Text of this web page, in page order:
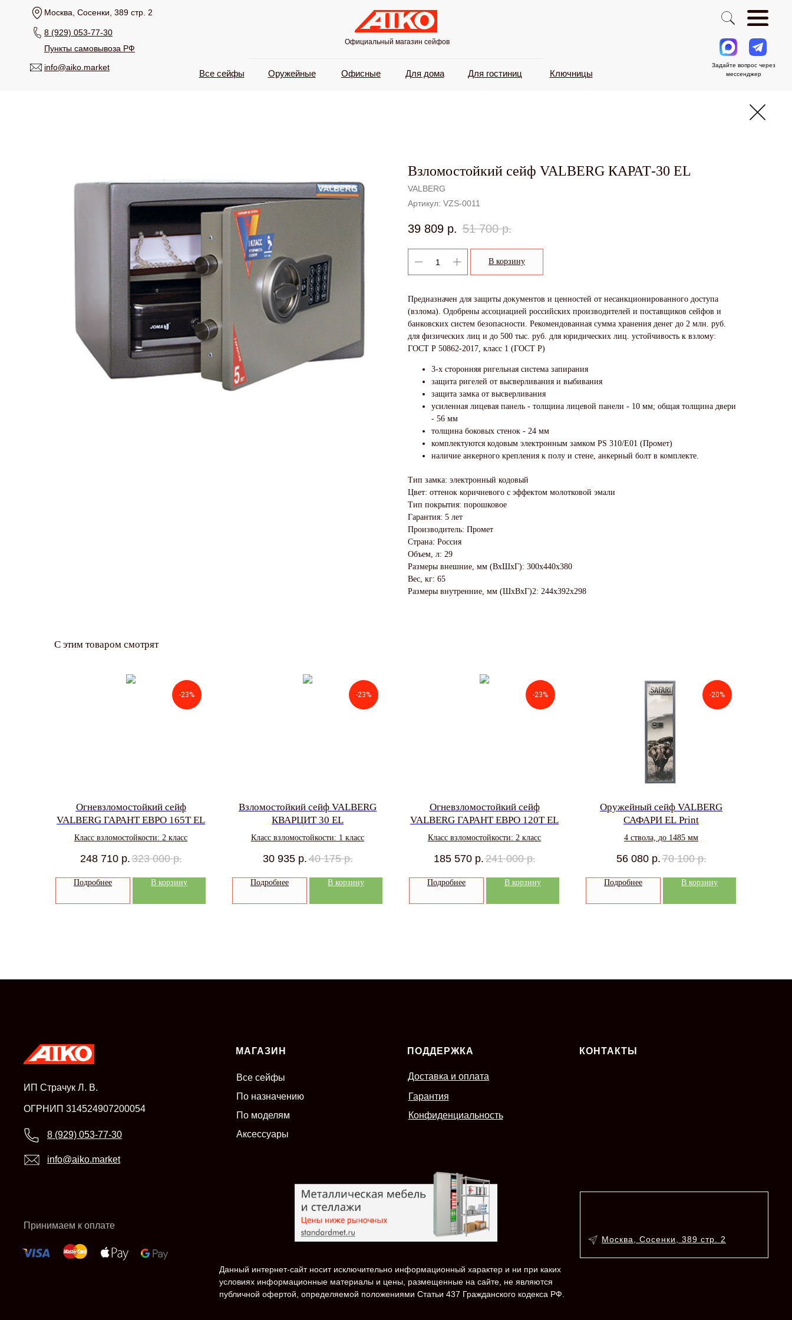
Москва, Сосенки, 389 стр. 2
8 (929) 053-77-30
info@aiko.market
Пункты самовывоза РФ
Для гостиниц
Для дома
Офисные
Оружейные
Все сейфы
Официальный магазин сейфов
Ключницы
Задайте вопрос через
мессенджер
Взломостойкий сейф VALBERG КАРАТ-30 EL
VALBERG
Артикул: VZS-0011
39 809 р. 51 700 р.
В корзину
Предназначен для защиты документов и ценностей от несанкционированного доступа
(взлома). Одобрены ассоциацией российских производителей и поставщиков сейфов и
банковских систем безопасности. Рекомендованная сумма хранения денег до 2 млн. руб.
для физических лиц и до 500 тыс. руб. для юридических лиц. устойчивость к взлому:
ГОСТ Р 50862-2017, класс 1 (ГОСТ Р)
3-х сторонняя ригельная система запирания
защита ригелей от высверливания и выбивания
защита замка от высверливания
усиленная лицевая панель - толщина лицевой панели - 10 мм; общая толщина двери
- 56 мм
толщина боковых стенок - 24 мм
комплектуются кодовым электронным замком PS 310/E01 (Промет)
наличие анкерного крепления к полу и стене, анкерный болт в комплекте.
Тип замка: электронный кодовый
Цвет: оттенок коричневого с эффектом молотковой эмали
Тип покрытия: порошковое
Гарантия: 5 лет
Производитель: Промет
Страна: Россия
Объем, л: 29
Размеры внешние, мм (ВхШхГ): 300x440x380
Вес, кг: 65
Размеры внутренние, мм (ШхВхГ)2: 244x392x298
С этим товаром смотрят
-23%
Огневзломостойкий сейф
VALBERG ГАРАНТ ЕВРО 165Т EL
Класс взломостойкости: 2 класс
248 710 р.323 000 р.
Подробнее В корзину
-23%
Взломостойкий сейф VALBERG
КВАРЦИТ 30 EL
Класс взломостойкости: 1 класс
30 935 р.40 175 р.
Подробнее В корзину
-23%
Огневзломостойкий сейф
VALBERG ГАРАНТ ЕВРО 120Т EL
Класс взломостойкости: 2 класс
185 570 р.241 000 р.
Подробнее В корзину
-20%
Оружейный сейф VALBERG
САФАРИ EL Print
4 ствола, до 1485 мм
56 080 р.70 100 р.
Подробнее В корзину
МАГАЗИН
Все сейфы
По назначению
По моделям
Аксессуары
ПОДДЕРЖКА
Гарантия
Конфиденциальность
КОНТАКТЫ
ИП Страчук Л. В.
ОГРНИП 314524907200054
8 (929) 053-77-30
info@aiko.market
Принимаем к оплате
Москва, Сосенки, 389 стр. 2
Доставка и оплата
Данный интернет-сайт носит исключительно информационный характер и ни при каких
условиях информационные материалы и цены, размещенные на сайте, не являются
публичной офертой, определяемой положениями Статьи 437 Гражданского кодекса РФ.